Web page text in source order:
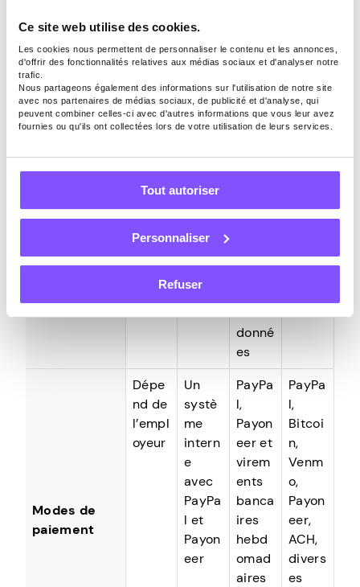
Ce site web utilise des cookies.
Les cookies nous permettent de personnaliser le contenu et les annonces,
d'offrir des fonctionnalités relatives aux médias sociaux et d'analyser notre
trafic.
Nous partageons également des informations sur l'utilisation de notre site
avec nos partenaires de médias sociaux, de publicité et d'analyse, qui
peuvent combiner celles-ci avec d'autres informations que vous leur avez
fournies ou qu'ils ont collectées lors de votre utilisation de leurs services.
Tout autoriser
Personnaliser
Refuser
tâches
Infor
matiq
ue,
marke
ting,
e
et
autre
s
travai
dista
nce
Une
variét
é de
conce
rts
endan
basés
sur
des
projet
Micro
tâche
s
d’écri
ture,
trans
reche
et de
de
donné
es
ges et
jeux
rému
nérés
Modes de
paiement
Dépe
nd de
l’empl
oyeur
Un
systè
me
intern
e
avec
PayPa
l et
Payon
eer
PayPa
l,
Payon
eer et
virem
ents
banca
ires
hebd
omad
aires
PayPa
l,
Bitcoi
n,
Venm
o,
Payon
eer,
ACH,
divers
es